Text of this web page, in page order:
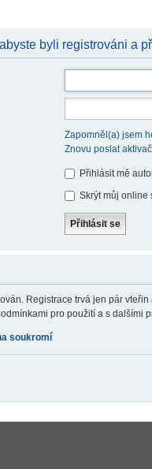
byli registrováni a
Zapomněl(a) jsem
Znovu poslat
Přihlásit mě
Skrýt můj online
Registrace trvá jen pár
pro použití a s dalšími
soukromí